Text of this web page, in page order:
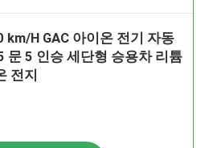
km/H GAC 아이온 전기 자동
문 5 인승 세단형 승용차 리튬
전지